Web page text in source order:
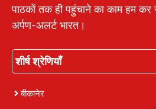
पाठकों तक ही पहुंचाने का काम हम कर
अर्पण-अलर्ट भारत।
शीर्ष श्रेणियाँ
बीकानेर